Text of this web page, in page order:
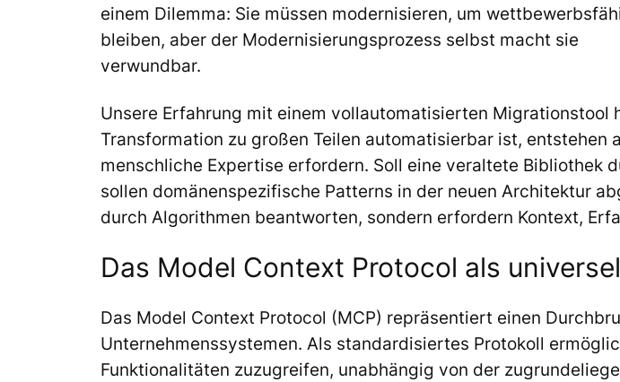
einem Dilemma: Sie müssen modernisieren, um
bleiben, aber der Modernisierungsprozess selbst macht sie
verwundbar.
Unsere Erfahrung mit einem vollautomatisierten
Transformation zu großen Teilen automatisierbar ist,
menschliche Expertise erfordern. Soll eine veraltete Bibliothek
sollen domänenspezifische Patterns in der neuen Architektur
durch Algorithmen beantworten, sondern erfordern Kontext,
Das Model Context Protocol als
Das Model Context Protocol (MCP) repräsentiert einen
Unternehmenssystemen. Als standardisiertes Protokoll
Funktionalitäten zuzugreifen, unabhängig von der